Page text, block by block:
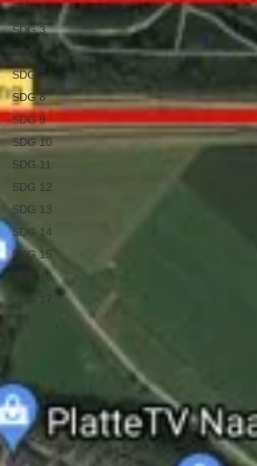
SDG 2
SDG 3
SDG 4
SDG 7
SDG 8
SDG 9
SDG 10
SDG 11
SDG 12
SDG 13
SDG 14
SDG 15
SDG 16
SDG 17